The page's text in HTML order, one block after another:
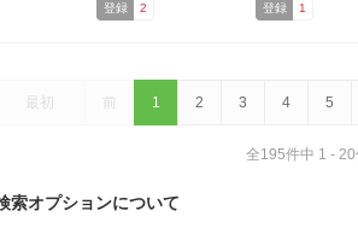
登録 2 登録 1
最初 前 1 2 3 4 5
全195件中 1 -
索オプションについて